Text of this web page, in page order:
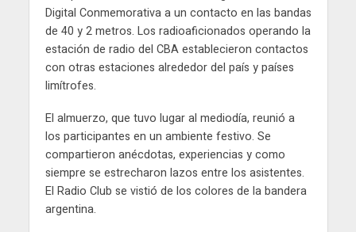
Digital Conmemorativa a un contacto en las bandas
de 40 y 2 metros. Los radioaficionados operando la
estación de radio del CBA establecieron contactos
con otras estaciones alrededor del país y países
limítrofes.
El almuerzo, que tuvo lugar al mediodía, reunió a
los participantes en un ambiente festivo. Se
compartieron anécdotas, experiencias y como
siempre se estrecharon lazos entre los asistentes.
El Radio Club se vistió de los colores de la bandera
argentina.